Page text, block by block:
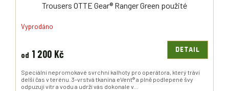
Trousers OTTE Gear® Ranger Green použité
Vyprodáno
od 1 200 Kč DETAIL
Speciální nepromokavé svrchní kalhoty pro operátora, který tráví
delší čas v terénu. 3-vrstvá tkanina eVent® a plně podlepené švy
odpuzují vítr a vodu a udrží vás dokonale v...